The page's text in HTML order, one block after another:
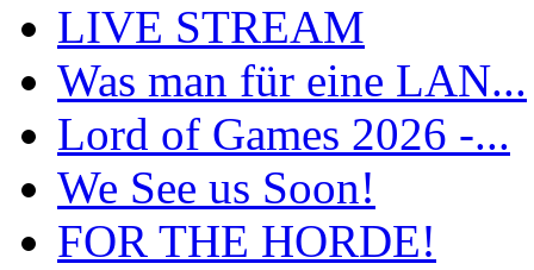
LIVE STREAM
Was man für eine LAN...
Lord of Games 2026 -...
We See us Soon!
FOR THE HORDE!